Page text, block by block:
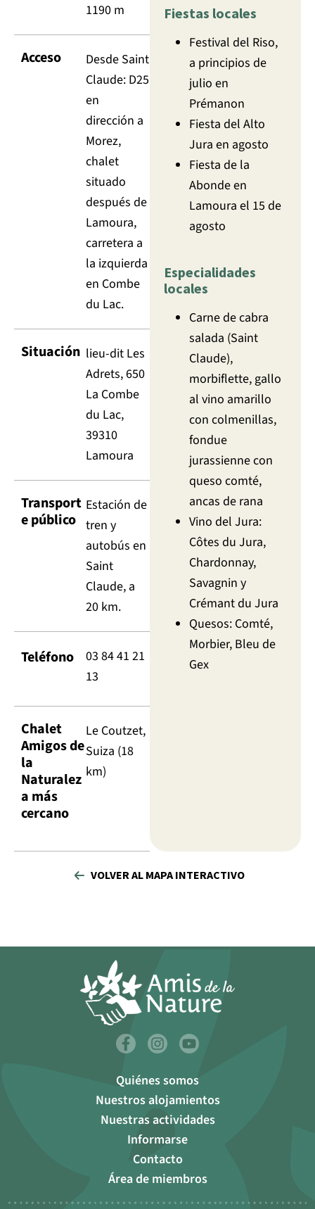
1190 m
Acceso
Desde Saint
Claude: D25
en
dirección a
Morez,
chalet
situado
después de
Lamoura,
carretera a
la izquierda
en Combe
du Lac.
Situación lieu-dit Les
Adrets, 650
La Combe
du Lac,
39310
Lamoura
Transport
e público
Estación de
tren y
autobús en
Saint
Claude, a
20 km.
Teléfono
03 84 41 21
13
Chalet
Amigos de
la
Naturalez
a más
cercano
Le Coutzet,
Suiza (18
km)
Fiestas locales
Festival del Riso,
a principios de
julio en
Prémanon
Fiesta del Alto
Jura en agosto
Fiesta de la
Abonde en
Lamoura el 15 de
agosto
Especialidades
locales
Carne de cabra
salada (Saint
Claude),
morbiflette, gallo
al vino amarillo
con colmenillas,
fondue
jurassienne con
queso comté,
ancas de rana
Vino del Jura:
Côtes du Jura,
Chardonnay,
Savagnin y
Crémant du Jura
Quesos: Comté,
Morbier, Bleu de
Gex
VOLVER AL MAPA INTERACTIVO
Quiénes somos
Nuestros alojamientos
Nuestras actividades
Informarse
Contacto
Área de miembros